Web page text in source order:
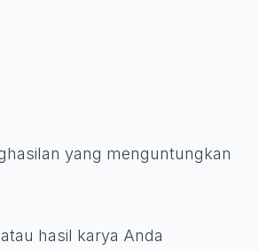
yang menguntungkan
hasil karya Anda